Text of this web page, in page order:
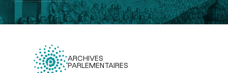
ARCHIVES
PARLEMENTAIRES